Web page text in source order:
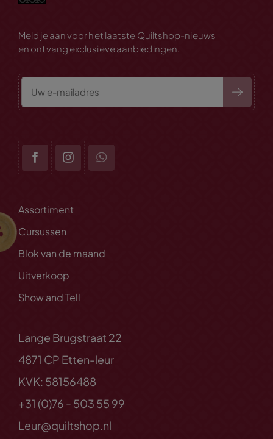
Meld je aan voor het laatste Quiltshop-nieuws
en ontvang exclusieve aanbiedingen.
Assortiment
Cursussen
Blok van de maand
Uitverkoop
Show and Tell
Lange Brugstraat 22
4871 CP Etten-leur
KVK: 58156488
+31 (0)76 - 503 55 99
Leur@quiltshop.nl